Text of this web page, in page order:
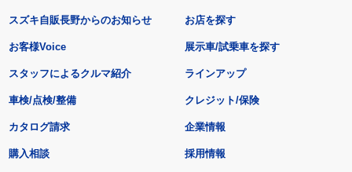
スズキ自販長野からのお知らせ
お客様Voice
スタッフによるクルマ紹介
お店を探す
展示車/試乗車を探す
ラインアップ
車検/点検/整備 クレジット/保険
カタログ請求
購入相談
企業情報
採用情報